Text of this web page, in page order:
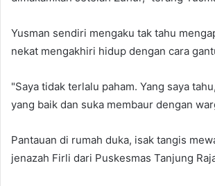
Yusman sendiri mengaku tak tahu
nekat mengakhiri hidup dengan cara
"Saya tidak terlalu paham. Yang saya
yang baik dan suka membaur dengan
Pantauan di rumah duka, isak tangis
jenazah Firli dari Puskesmas Tanjung